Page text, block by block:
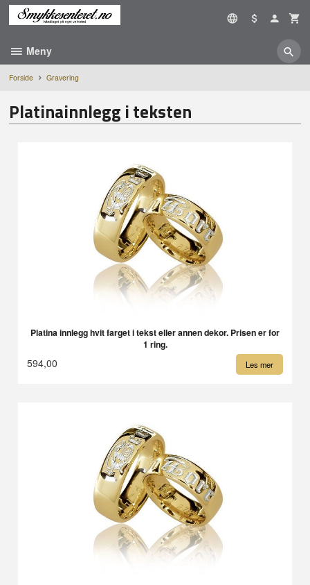
Gå
Meny
Forside Gravering
Platinainnlegg i teksten
Platina innlegg hvit farget i tekst eller annen dekor. Prisen er for
1 ring.
594,00 Les mer